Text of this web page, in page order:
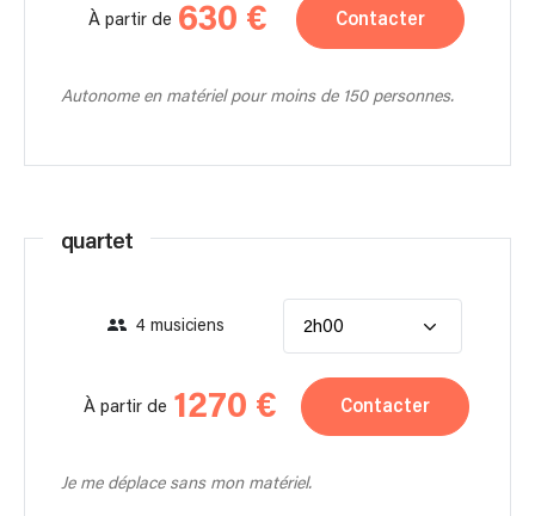
À partir de 630 € Contacter
Autonome en matériel pour moins de 150 personnes.
quartet
4 musiciens 2h00
À partir de 1270 € Contacter
Je me déplace sans mon matériel.